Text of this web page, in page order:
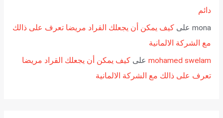
دائم
monaعلى كيف يمكن أن يجعلك القراد مريضا تعرف على ذالك
مع الشركة الالمانية
mohamed swelamعلى كيف يمكن أن يجعلك القراد مريضا
تعرف على ذالك مع الشركة الالمانية